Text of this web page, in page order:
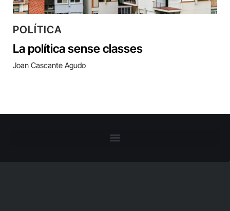
POLÍTICA
La política sense classes
Joan Cascante Agudo